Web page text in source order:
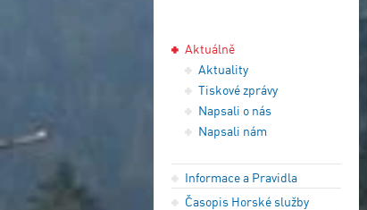
Aktuálně
Aktuality
Tiskové zprávy
Napsali o nás
Napsali nám
Informace a Pravidla
Časopis Horské služby